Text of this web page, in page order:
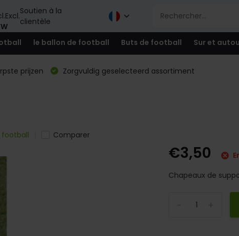
Excl.
Soutien à la
clientèle
le ballon de football Buts de football Sur et
prijzen
Zorgvuldig geselecteerd assortiment
Comparer
€3,50
Chapeaux de